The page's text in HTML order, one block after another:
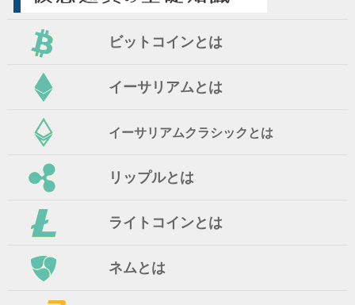
ビットコインとは
イーサリアムとは
イーサリアムクラシックとは
リップルとは
ライトコインとは
ネムとは